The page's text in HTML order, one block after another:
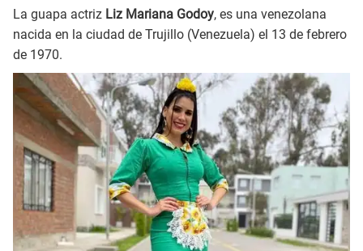
La guapa actriz Liz Mariana Godoy, es una venezolana
nacida en la ciudad de Trujillo (Venezuela) el 13 de febrero
de 1970.